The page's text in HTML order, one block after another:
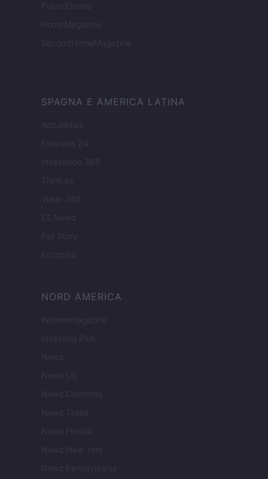
FuturoDonna
HomeMagazine
SecondHomeMagazine
SPAGNA E AMERICA LATINA
Actualidad
Finanzas 24
Investindo 365
Think.es
Viajar 365
ES Newz
Pet Story
Encocina
NORD AMERICA
Womanmagazine
Investing Plus
Newz
Newz US
Newz California
Newz Texas
Newz Florida
Newz New York
Newz Pennsylvania